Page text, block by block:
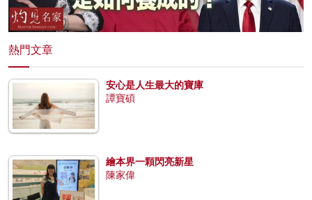
熱門文章
安心是人生最大的寶庫
譚寶碩
繪本界一顆閃亮新星
陳家偉